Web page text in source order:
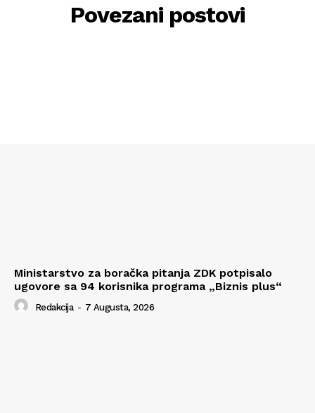
Povezani postovi
Ministarstvo za boračka pitanja ZDK potpisalo
ugovore sa 94 korisnika programa „Biznis plus“
Redakcija - 7 Augusta, 2026